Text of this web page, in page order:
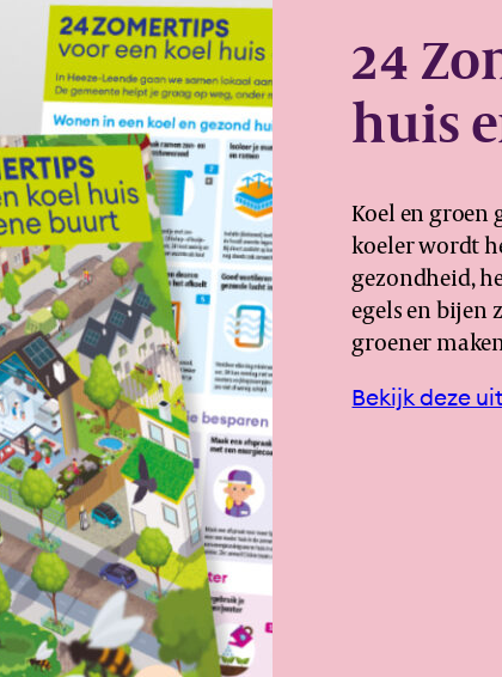
24
huis
Koel en groen
koeler wordt
gezondheid,
egels en bijen
groener
Bekijk deze